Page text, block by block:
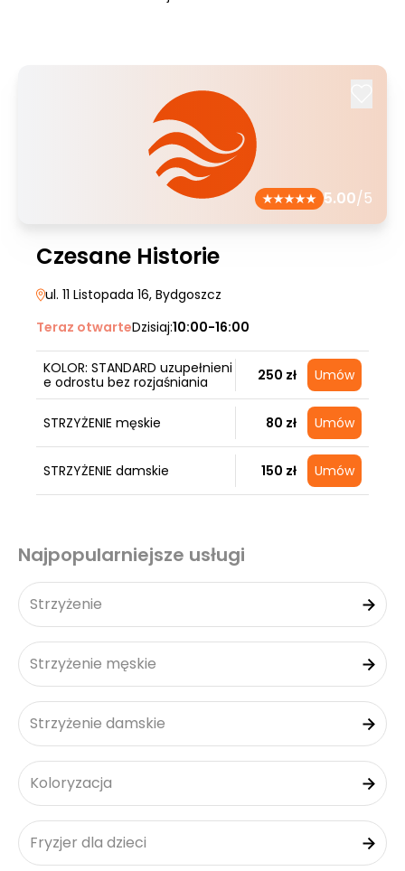
5.00/5
Czesane Historie
ul. 11 Listopada 16, Bydgoszcz
Teraz otwarteDzisiaj:10:00-16:00
KOLOR: STANDARD uzupełnieni
e odrostu bez rozjaśniania
250 zł Umów
STRZYŻENIE męskie 80 zł Umów
STRZYŻENIE damskie 150 zł Umów
Najpopularniejsze usługi
Strzyżenie
Strzyżenie męskie
Strzyżenie damskie
Koloryzacja
Fryzjer dla dzieci